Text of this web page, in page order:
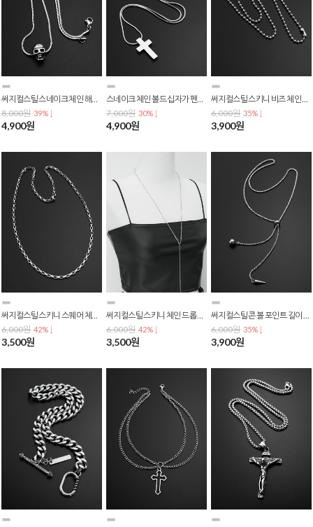
8,000원 39% ↓
4,900원
7,000원 30% ↓
4,900원
6,000원 35% ↓
3,900원
써지컬스틸 스키니 스퀘어 체인 목걸이 N-0218
6,000원 42% ↓
3,500원
써지컬스틸 스키니 체인 드롭 롱 스타일 목걸이 N-0217
6,000원 42% ↓
3,500원
써지컬스틸 콘 볼 포인트 길이 조절 체인 목걸이 N-0216
6,000원 35% ↓
3,900원